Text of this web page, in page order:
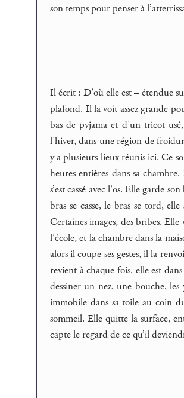
son temps pour penser à
Il écrit : D’où elle est – étendue
plafond. Il la voit assez grande
bas de pyjama et d’un tricot
l’hiver, dans une région de
y a plusieurs lieux réunis ici. Ce
heures entières dans sa
s’est cassé avec l’os. Elle garde
bras se casse, le bras se tord,
Certaines images, des bribes.
l’école, et la chambre dans la
alors il coupe ses gestes, il la
revient à chaque fois. elle est
dessiner un nez, une bouche,
immobile dans sa toile au coin
sommeil. Elle quitte la surface,
capte le regard de ce qu’il